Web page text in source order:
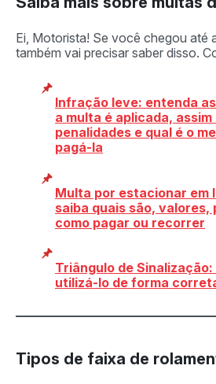
Ei, Motorista! Se você chegou até
também vai precisar saber disso.
Infração leve: entenda
a multa é aplicada,
penalidades e qual é o
pagá-la
Multa por estacionar em
saiba quais são, valores,
como pagar ou recorrer
Triângulo de
utilizá-lo de forma
Tipos de faixa de